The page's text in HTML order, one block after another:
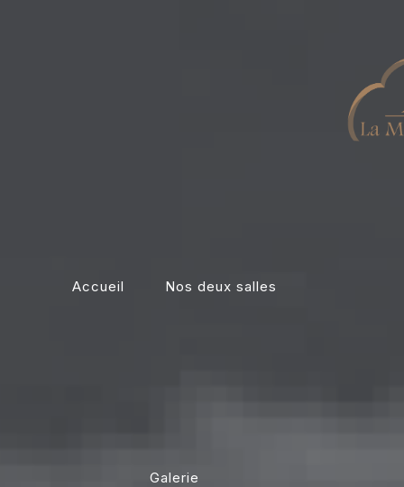
Accueil Nos deux salles
Galerie